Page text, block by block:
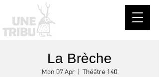
La Brèche
Mon 07 Apr Théâtre 140